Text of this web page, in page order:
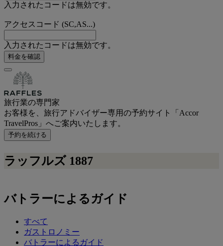
入力されたコードは無効です。
アクセスコード (SC,AS...)
入力されたコードは無効です。
料金を確認
旅行業の専門家
お客様を、旅行アドバイザー専用の予約サイト「Accor
TravelPros」へご案内いたします。
予約を続ける
ラッフルズ1887
バトラーによるガイド
すべて
ガストロノミー
バトラーによるガイド